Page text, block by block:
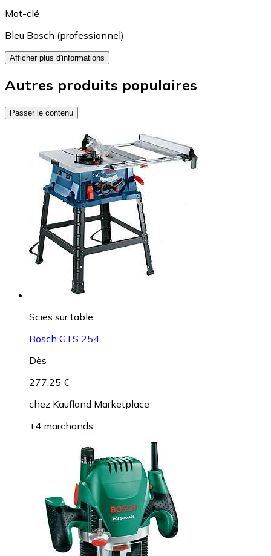
Mot-clé
Bleu Bosch (professionnel)
Afficher plus d'informations
Autres produits populaires
Passer le contenu
Scies sur table
Bosch GTS 254
Dès
277,25 €
chez Kaufland Marketplace
+4 marchands